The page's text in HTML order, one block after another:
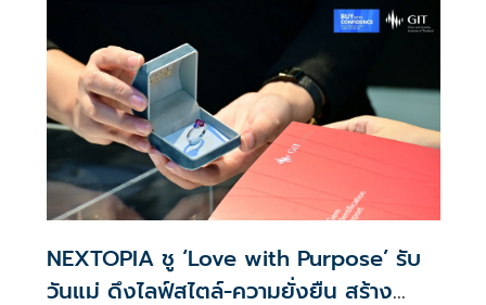
NEXTOPIA ชู ‘Love with Purpose’ รับ
วันแม่ ดึงไลฟ์สไตล์-ความยั่งยืน สร้าง